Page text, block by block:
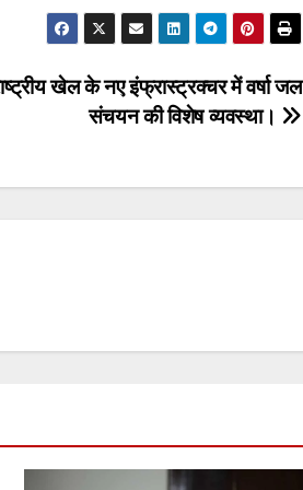
खेल के नए इंफ्रास्ट्रक्चर में वर्षा जल
संचयन की विशेष व्यवस्था।